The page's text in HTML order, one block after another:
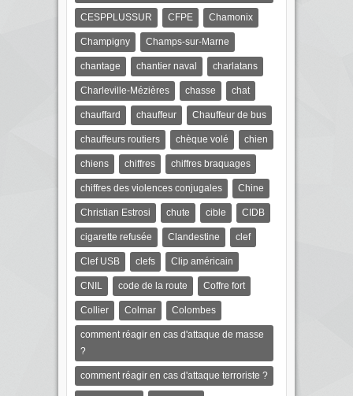
CESPPLUSSUR CFPE Chamonix
Champigny Champs-sur-Marne
chantage chantier naval charlatans
Charleville-Mézières chasse chat
chauffard chauffeur Chauffeur de bus
chauffeurs routiers chèque volé chien
chiens chiffres chiffres braquages
chiffres des violences conjugales Chine
Christian Estrosi chute cible CIDB
cigarette refusée Clandestine clef
Clef USB clefs Clip américain
CNIL code de la route Coffre fort
Collier Colmar Colombes
comment réagir en cas d'attaque de masse
?
comment réagir en cas d'attaque terroriste ?